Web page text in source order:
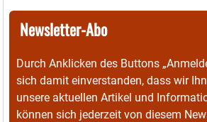
Newsletter-Abo
Durch Anklicken des Buttons
sich damit einverstanden, dass wir
unsere aktuellen Artikel und
können sich jederzeit von diesem